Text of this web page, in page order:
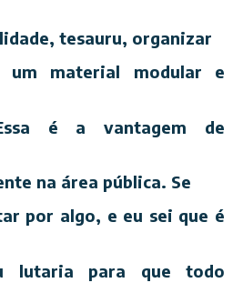
tesauru, organizar
material modular e
é a vantagem de
na área pública. Se
por algo, e eu sei que é
lutaria para que todo